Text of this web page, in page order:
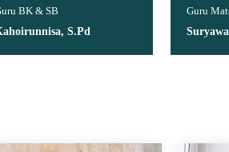
Suryawati, S.Pd